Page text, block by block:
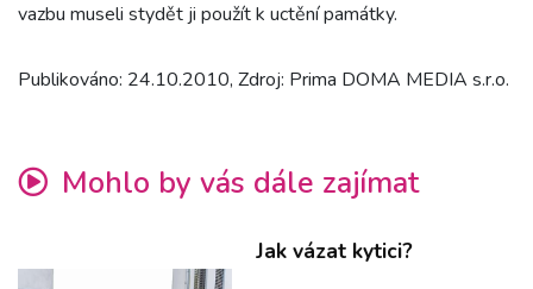
vazbu museli stydět ji použít k uctění památky.
Publikováno: 24.10.2010, Zdroj: Prima DOMA MEDIA s.r.o.
Mohlo by vás dále zajímat
Jak vázat kytici?